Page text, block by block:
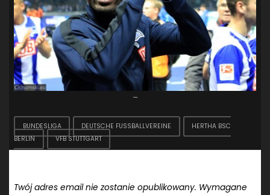
–
BUNDESLIGA DEUTSCHE FUSSBALLVEREINE
HERTHA BSC
BERLIN
VFB STUTTGART
Twój adres email nie zostanie opublikowany. Wymagane